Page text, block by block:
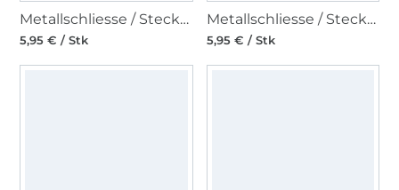
Metallschliesse / Steckschnalle 40 mm, altmessing gebürstet
5,95 € / Stk
Metallschliesse / Steckschnalle 40 mm, matt schwarz
5,95 € / Stk